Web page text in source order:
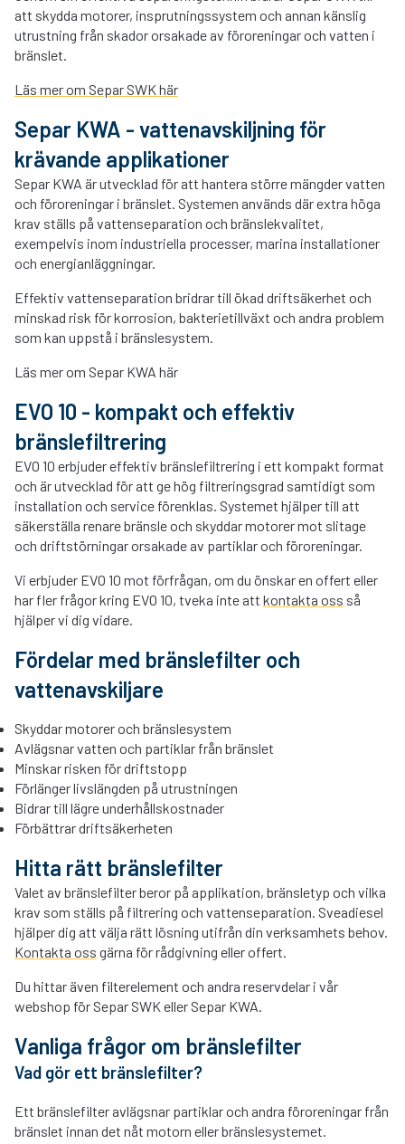
att skydda motorer, insprutningssystem och annan känslig
utrustning från skador orsakade av föroreningar och vatten i
bränslet.
Läs mer om Separ SWK här
Separ KWA - vattenavskiljning för
krävande applikationer
Separ KWA är utvecklad för att hantera större mängder vatten
och föroreningar i bränslet. Systemen används där extra höga
krav ställs på vattenseparation och bränslekvalitet,
exempelvis inom industriella processer, marina installationer
och energianläggningar.
Effektiv vattenseparation bridrar till ökad driftsäkerhet och
minskad risk för korrosion, bakterietillväxt och andra problem
som kan uppstå i bränslesystem.
Läs mer om Separ KWA här
EVO 10 - kompakt och effektiv
bränslefiltrering
EVO 10 erbjuder effektiv bränslefiltrering i ett kompakt format
och är utvecklad för att ge hög filtreringsgrad samtidigt som
installation och service förenklas. Systemet hjälper till att
säkerställa renare bränsle och skyddar motorer mot slitage
och driftstörningar orsakade av partiklar och föroreningar.
Vi erbjuder EVO 10 mot förfrågan, om du önskar en offert eller
har fler frågor kring EVO 10, tveka inte att kontakta oss så
hjälper vi dig vidare.
Fördelar med bränslefilter och
vattenavskiljare
Skyddar motorer och bränslesystem
Avlägsnar vatten och partiklar från bränslet
Minskar risken för driftstopp
Förlänger livslängden på utrustningen
Bidrar till lägre underhållskostnader
Förbättrar driftsäkerheten
Hitta rätt bränslefilter
Valet av bränslefilter beror på applikation, bränsletyp och vilka
krav som ställs på filtrering och vattenseparation. Sveadiesel
hjälper dig att välja rätt lösning utifrån din verksamhets behov.
Kontakta oss gärna för rådgivning eller offert.
Du hittar även filterelement och andra reservdelar i vår
webshop för Separ SWK eller Separ KWA.
Vanliga frågor om bränslefilter
Vad gör ett bränslefilter?
Ett bränslefilter avlägsnar partiklar och andra föroreningar från
bränslet innan det nåt motorn eller bränslesystemet.